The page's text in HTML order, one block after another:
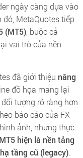
ngày càng dựa vào
MetaQuotes tiếp
(MT5), buộc cả
vai trò của nền
đã giới thiệu nâng
đồ họa mang lại
tượng rõ ràng hơn
báo cáo của FX
ảnh, nhưng thực
MT5 hiện là nền tảng
tầng cũ (legacy).